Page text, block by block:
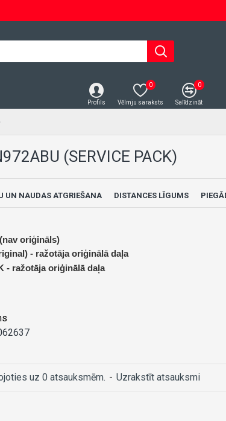
Profils Vēlmju saraksts
0
Salīdzināt
0
(SERVICE PACK)
UN NAUDAS ATGRIEŠANA DISTANCES LĪGUMS
oriģināls)
- ražotāja oriģinālā daļa
- ražotāja oriģinālā daļa
uz 0 atsauksmēm. - Uzrakstīt atsauksmi